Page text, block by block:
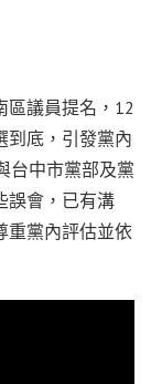
區議員提名，12
到底，引發黨內
台中市黨部及黨
誤會，已有溝
重黨內評估並依